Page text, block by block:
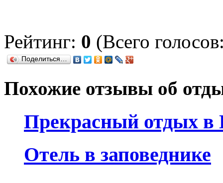
Рейтинг: 0 (Всего
Поделиться…
Похожие отзывы об
Прекрасный отдых в
Отель в заповеднике